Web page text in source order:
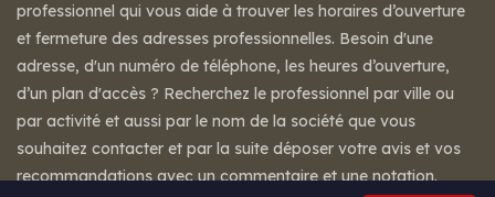
professionnel qui vous aide à trouver les horaires d’ouverture
et fermeture des adresses professionnelles. Besoin d'une
adresse, d'un numéro de téléphone, les heures d’ouverture,
d’un plan d'accès ? Recherchez le professionnel par ville ou
par activité et aussi par le nom de la société que vous
souhaitez contacter et par la suite déposer votre avis et vos
recommandations avec un commentaire et une notation.